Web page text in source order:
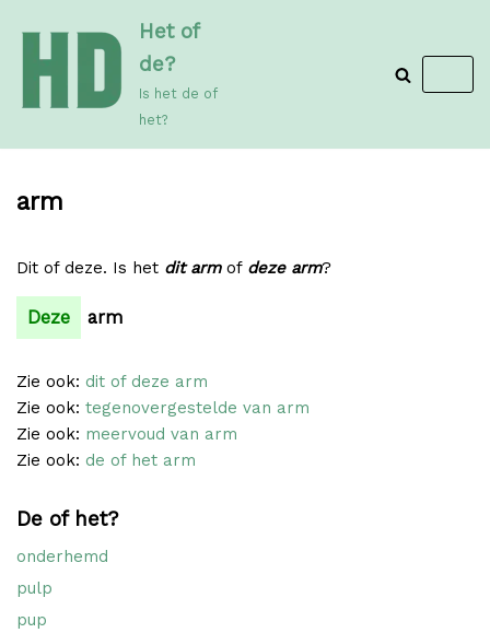
de
inhoud
Het of
de?
Is het de of
het?
arm
Dit of deze. Is het dit armof deze arm?
Deze arm
Zie ook: dit of deze arm
Zie ook: tegenovergestelde van arm
Zie ook: meervoud van arm
Zie ook: de of het arm
De of het?
onderhemd
pulp
pup